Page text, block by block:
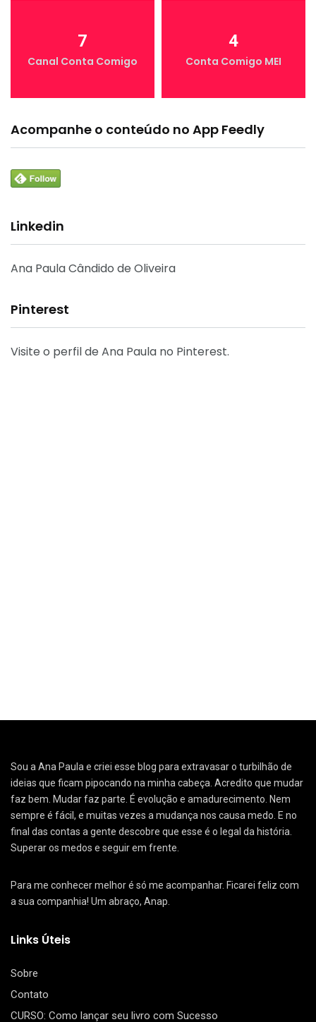
7
Canal Conta Comigo
4
Conta Comigo MEI
Acompanhe o conteúdo no App Feedly
Linkedin
Ana Paula Cândido de Oliveira
Pinterest
Visite o perfil de Ana Paula no Pinterest.
Sou a Ana Paula e criei esse blog para extravasar o turbilhão de
ideias que ficam pipocando na minha cabeça. Acredito que mudar
faz bem. Mudar faz parte. É evolução e amadurecimento. Nem
sempre é fácil, e muitas vezes a mudança nos causa medo. E no
final das contas a gente descobre que esse é o legal da história.
Superar os medos e seguir em frente.
Para me conhecer melhor é só me acompanhar. Ficarei feliz com
a sua companhia! Um abraço, Anap.
Links Úteis
Sobre
Contato
CURSO: Como lançar seu livro com Sucesso